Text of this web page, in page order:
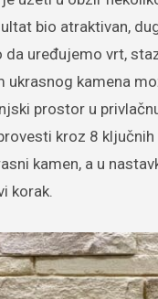
bio atraktivan,
da uređujemo vrt,
ukrasnog kamena
prostor u
kroz 8 ključnih
kamen, a u
korak.